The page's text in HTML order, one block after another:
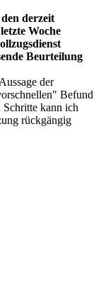
derzeit
Woche
Beurteilung
der
Befund
Schritte kann ich
rückgängig